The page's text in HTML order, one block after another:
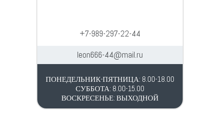
+7-989-297-22-44
leon666-44@mail.ru
ПОНЕДЕЛЬНИК-ПЯТНИЦА: 8.00-18.00
СУББОТА: 8.00-15.00
ВОСКРЕСЕНЬЕ: ВЫХОДНОЙ